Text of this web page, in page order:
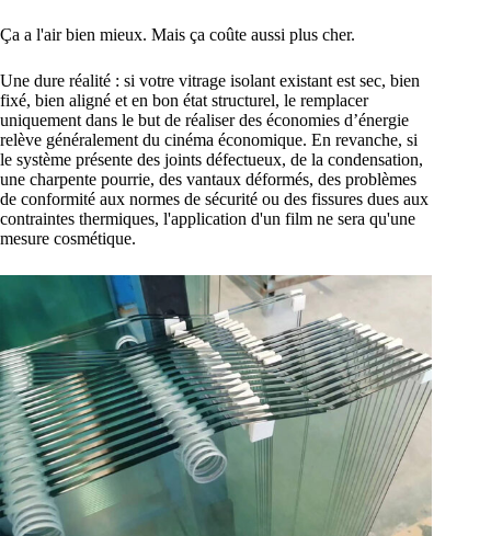
Ça a l'air bien mieux. Mais ça coûte aussi plus cher.
Une dure réalité : si votre vitrage isolant existant est sec, bien
fixé, bien aligné et en bon état structurel, le remplacer
uniquement dans le but de réaliser des économies d’énergie
relève généralement du cinéma économique. En revanche, si
le système présente des joints défectueux, de la condensation,
une charpente pourrie, des vantaux déformés, des problèmes
de conformité aux normes de sécurité ou des fissures dues aux
contraintes thermiques, l'application d'un film ne sera qu'une
mesure cosmétique.